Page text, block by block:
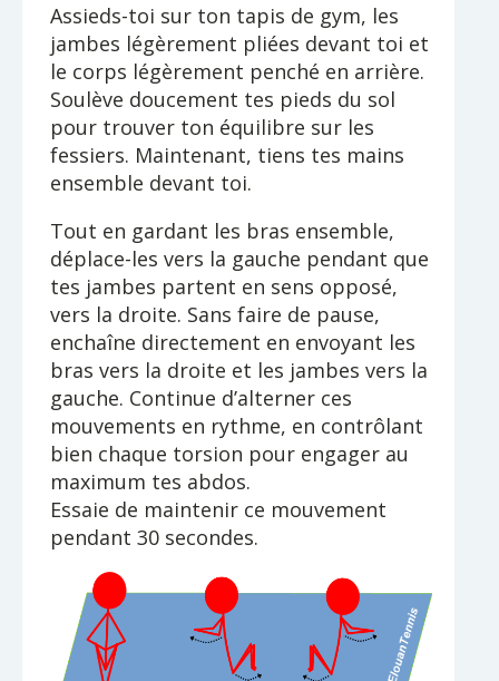
Assieds-toi sur ton tapis de gym, les
jambes légèrement pliées devant toi et
le corps légèrement penché en arrière.
Soulève doucement tes pieds du sol
pour trouver ton équilibre sur les
fessiers. Maintenant, tiens tes mains
ensemble devant toi.
Tout en gardant les bras ensemble,
déplace-les vers la gauche pendant que
tes jambes partent en sens opposé,
vers la droite. Sans faire de pause,
enchaîne directement en envoyant les
bras vers la droite et les jambes vers la
gauche. Continue d’alterner ces
mouvements en rythme, en contrôlant
bien chaque torsion pour engager au
maximum tes abdos.
Essaie de maintenir ce mouvement
pendant 30 secondes.